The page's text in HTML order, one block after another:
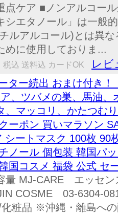
点ケア ■ノンアルコー
シエタノール」は一般
ルアルコール)とは異
めに使用しておりま...
税込 送料込 カードOK レビ
ター続出 おまけ付き
、ツバメの巣、馬油
、マッコリ、かたつむ
ーポン 買いマラソン
シートマスク 100枚
ノール 個包装 韓国パ
国コスメ 福袋 公式 セ
量 MJ-CARE エッセン
COSME 03-6304-
粧品 ※沖縄・離島へ